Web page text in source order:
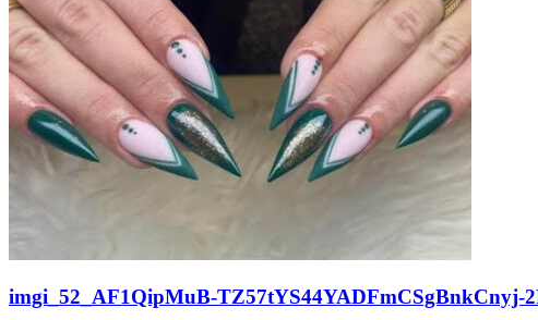
imgi_52_AF1QipMuB-TZ57tYS44YADFmCSgBnkCnyj-